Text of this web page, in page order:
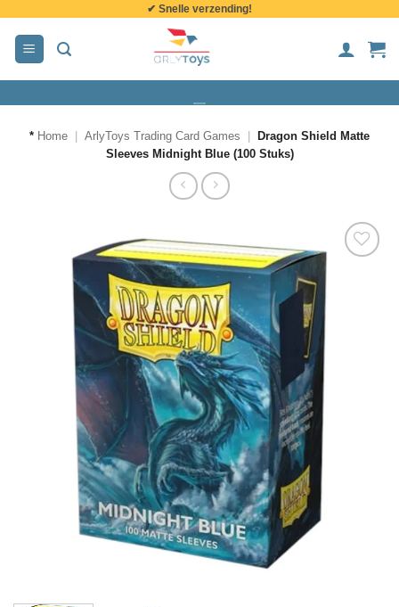
inhoud
✔ Snelle verzending!
* Home ArlyToys Trading Card Games
Dragon Shield Matte
Sleeves Midnight Blue (100 Stuks)